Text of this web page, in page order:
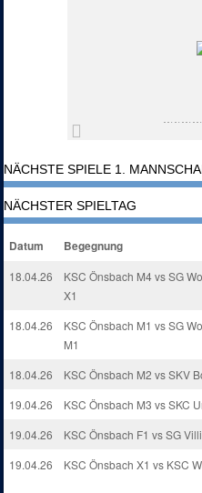
NÄCHSTE SPIELE 1.
NÄCHSTER SPIELTAG
Datum Begegnung
18.04.26
KSC Önsbach M4 vs SG
X1
18.04.26
KSC Önsbach M1 vs SG
M1
18.04.26 KSC Önsbach M2 vs SKV
19.04.26
KSC Önsbach M3 vs SKC
19.04.26
KSC Önsbach F1 vs SG
19.04.26
KSC Önsbach X1 vs KSC